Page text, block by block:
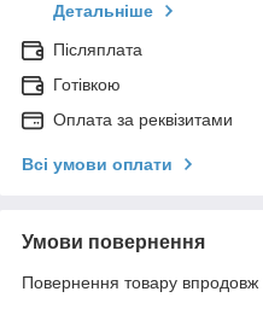
Детальніше
Післяплата
Готівкою
Оплата за реквізитами
Всі умови оплати
Умови повернення
Повернення товару впродовж